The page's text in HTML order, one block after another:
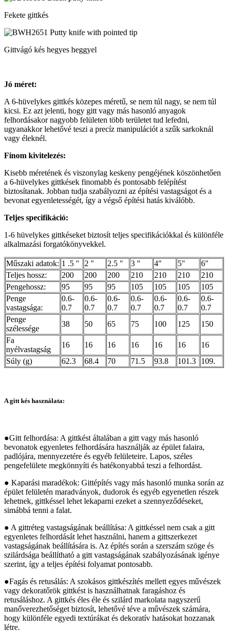
Fekete gittkés
Gittvágó kés hegyes heggyel
Jó méret:
A 6-hüvelykes gittkés közepes méretű, se nem túl nagy, se nem túl
kicsi. Ez azt jelenti, hogy gitt vagy más hasonló anyagok
felhordásakor nagyobb felületen több területet tud lefedni,
ugyanakkor lehetővé teszi a precíz manipulációt a szűk sarkoknál
vagy éleknél.
Finom kivitelezés:
Kisebb méretének és viszonylag keskeny pengéjének köszönhetően
a 6-hüvelykes gittkések finomabb és pontosabb felépítést
biztosítanak. Jobban tudja szabályozni az építési vastagságot és a
bevonat egyenletességét, így a végső építési hatás kiválóbb.
Teljes specifikáció:
1-6 hüvelykes gittkéseket biztosít teljes specifikációkkal és különféle
alkalmazási forgatókönyvekkel.
Műszaki adatok: 1 .5 " 2 " 2.5 " 3 " 4" 5"
6"
Teljes hossz:
200 200 200 210 210 210
210
Pengehossz:
95 95 95 105 105 105
105
Penge
vastagsága:
0.6-
0.7
0.6-
0.7
0.6-
0.7
0.6-
0.7
0.6-
0.7
0.6-
0.7
0.6-
0.7
Penge
szélessége
38 50 65 75 100 125
150
Fa
nyélvastagság
16 16 16 16 16 16
16
Súly (g)
62.3 68.4 70 71.5 93.8 101.3 109.
A gitt kés használata:
●Gitt felhordása: A gittkést általában a gitt vagy más hasonló
bevonatok egyenletes felhordására használják az épület falaira,
padlójára, mennyezetére és egyéb felületeire. Lapos, széles
pengefelülete megkönnyíti és hatékonyabbá teszi a felhordást.
● Kaparási maradékok: Gittépítés vagy más hasonló munka során az
épület felületén maradványok, dudorok és egyéb egyenetlen részek
lehetnek, gittkéssel lehet lekaparni ezeket a szennyeződéseket,
simábbá tenni a falat.
● A gittréteg vastagságának beállítása: A gittkéssel nem csak a gitt
egyenletes felhordását lehet használni, hanem a gittszerkezet
vastagságának beállítására is. Az építés során a szerszám szöge és
szilárdsága beállítható a gitt vastagságának szabályozásának igénye
szerint, így a teljes építési folyamat pontosabb.
●Fagás és retusálás: A szokásos gittkészítés mellett egyes művészek
vagy dekoratőrök gittkést is használhatnak faragáshoz és
retusáláshoz. A gittkés éles éle és szilárd markolata nagyszerű
manőverezhetőséget biztosít, lehetővé téve a művészek számára,
hogy különféle egyedi textúrákat és dekoratív hatásokat hozzanak
létre.